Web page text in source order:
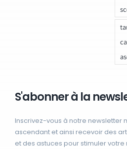
S'abonner à la
Inscrivez-vous à notre newsletter
ascendant et ainsi recevoir des
et des astuces pour stimuler